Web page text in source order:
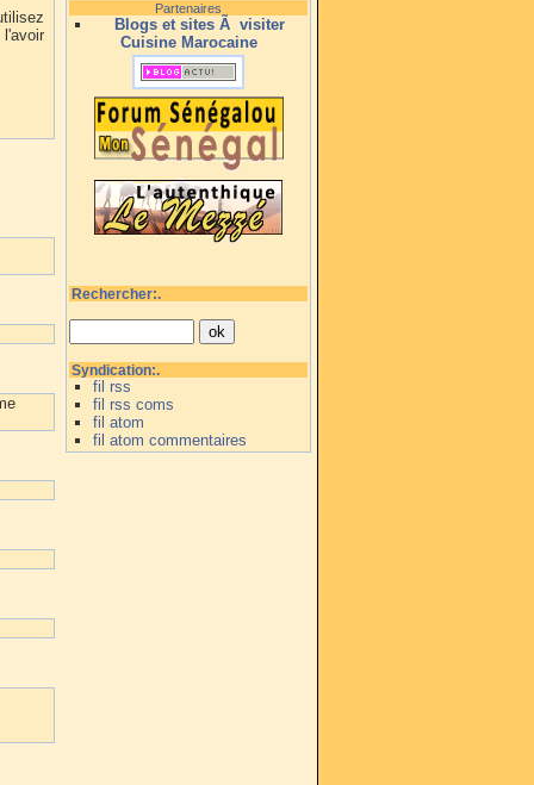
Partenaires
Blogs et sites Ã visiter
Cuisine Marocaine
Rechercher:.
Syndication:.
fil rss
fil rss coms
fil atom
fil atom commentaires